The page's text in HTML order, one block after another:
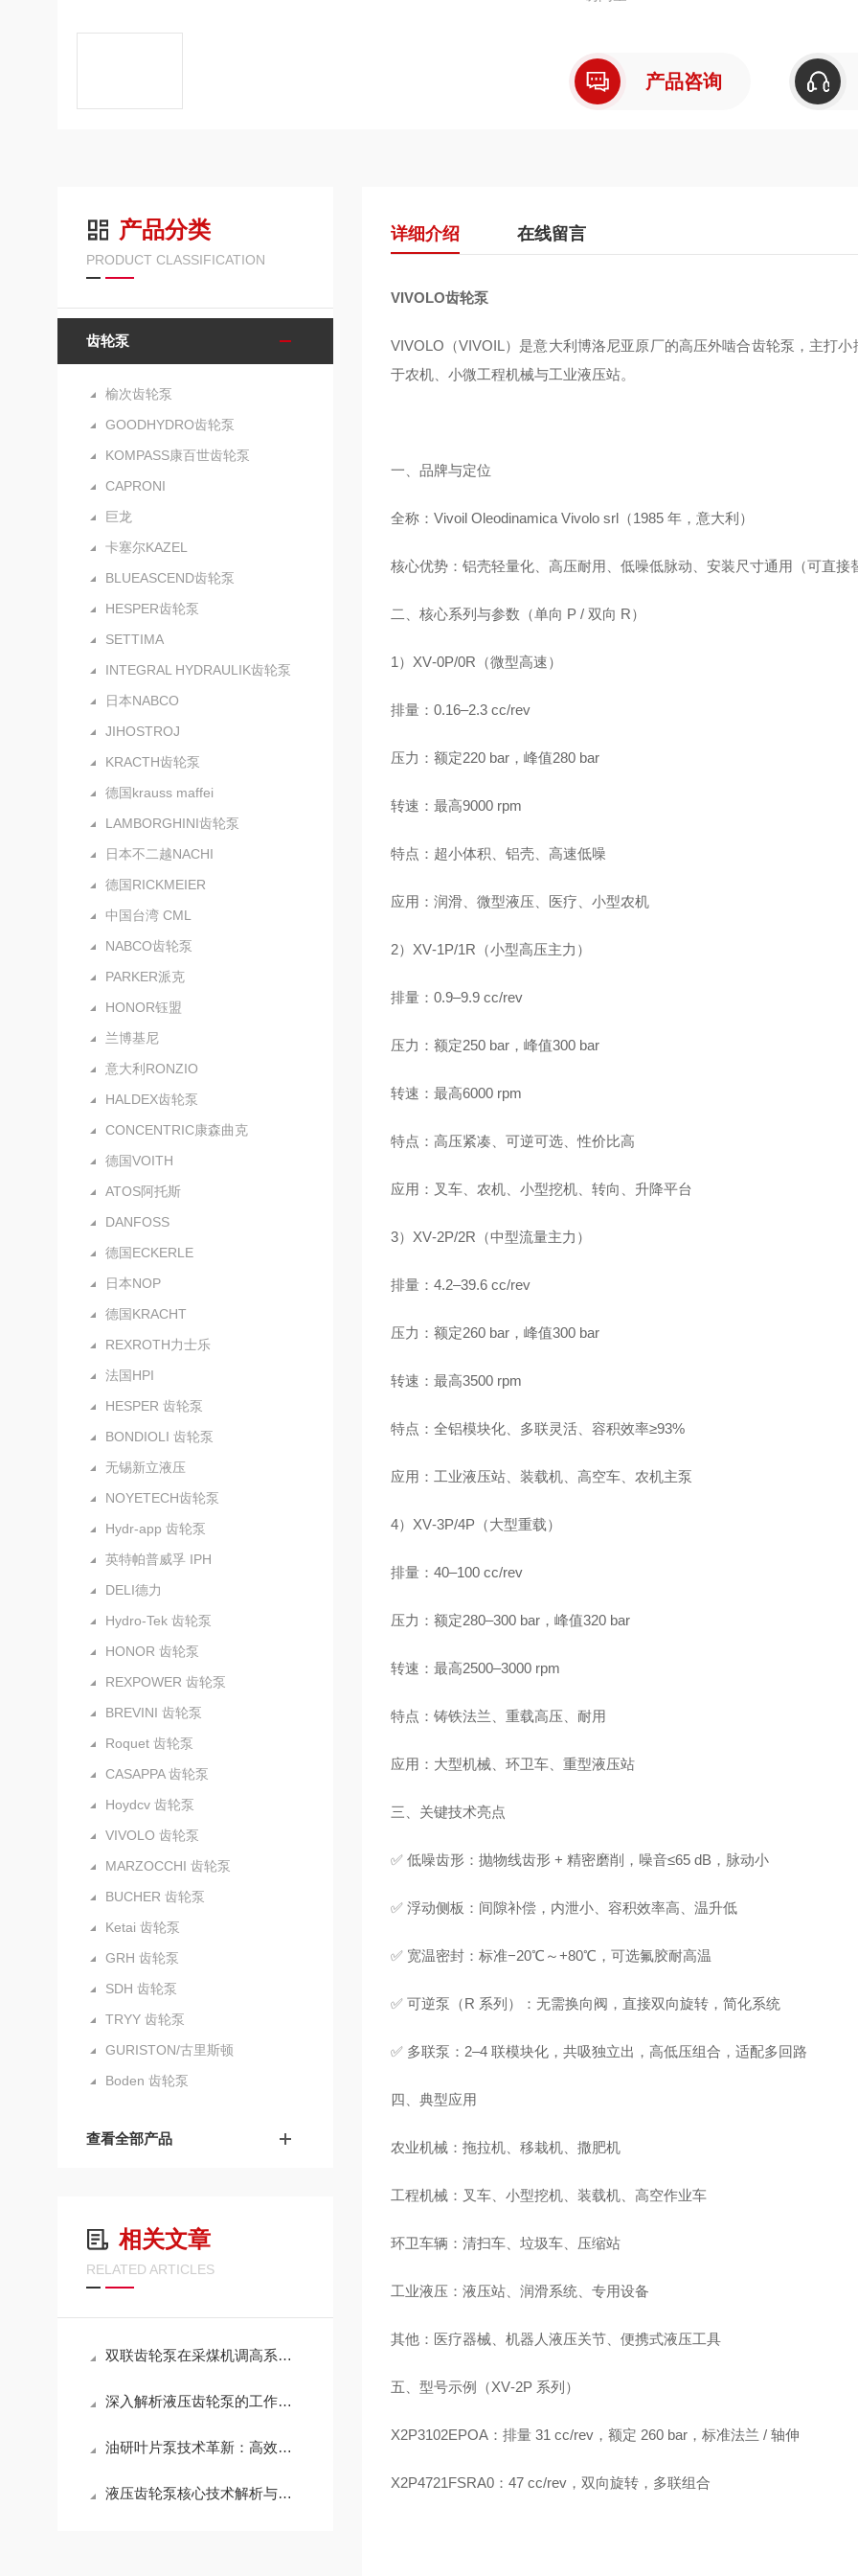
核心优势：铝壳轻量化、高压耐用、低噪低
产品咨询
产品分类
PRODUCT CLASSIFICATION
齿轮泵
榆次齿轮泵
GOODHYDRO齿轮泵
KOMPASS康百世齿轮泵
CAPRONI
巨龙
卡塞尔KAZEL
BLUEASCEND齿轮泵
HESPER齿轮泵
SETTIMA
INTEGRAL HYDRAULIK齿轮泵
日本NABCO
JIHOSTROJ
KRACTH齿轮泵
德国krauss maffei
LAMBORGHINI齿轮泵
日本不二越NACHI
德国RICKMEIER
中国台湾 CML
NABCO齿轮泵
PARKER派克
HONOR钰盟
兰博基尼
意大利RONZIO
HALDEX齿轮泵
CONCENTRIC康森曲克
德国VOITH
ATOS阿托斯
DANFOSS
德国ECKERLE
日本NOP
德国KRACHT
REXROTH力士乐
法国HPI
HESPER 齿轮泵
BONDIOLI 齿轮泵
无锡新立液压
NOYETECH齿轮泵
Hydr-app 齿轮泵
英特帕普威孚 IPH
DELI德力
Hydro-Tek 齿轮泵
HONOR 齿轮泵
REXPOWER 齿轮泵
BREVINI 齿轮泵
Roquet 齿轮泵
CASAPPA 齿轮泵
Hoydcv 齿轮泵
VIVOLO 齿轮泵
MARZOCCHI 齿轮泵
BUCHER 齿轮泵
Ketai 齿轮泵
GRH 齿轮泵
SDH 齿轮泵
TRYY 齿轮泵
GURISTON/古里斯顿
Boden 齿轮泵
查看全部产品
相关文章
RELATED ARTICLES
双联齿轮泵在采煤机调高系统里的运用
深入解析液压齿轮泵的工作原理与性能优化策略，提升液压系统效率
油研叶片泵技术革新：高效能、低噪音的工业流体传动解决方案探索
液压齿轮泵核心技术解析与应用指南
详细介绍 在线留言
VIVOLO齿轮泵
VIVOLO（VIVOIL）是意大利博洛尼亚原厂的高压外啮合齿轮泵，主打
于农机、小微工程机械与工业液压站。
一、品牌与定位
全称：Vivoil Oleodinamica Vivolo srl（1985 年，意大利）
核心优势：铝壳轻量化、高压耐用、低噪低脉动、安装尺寸通用（可直接
二、核心系列与参数（单向 P / 双向 R）
1）XV‑0P/0R（微型高速）
排量：0.16–2.3 cc/rev
压力：额定220 bar，峰值280 bar
转速：最高9000 rpm
特点：超小体积、铝壳、高速低噪
应用：润滑、微型液压、医疗、小型农机
2）XV‑1P/1R（小型高压主力）
排量：0.9–9.9 cc/rev
压力：额定250 bar，峰值300 bar
转速：最高6000 rpm
特点：高压紧凑、可逆可选、性价比高
应用：叉车、农机、小型挖机、转向、升降平台
3）XV‑2P/2R（中型流量主力）
排量：4.2–39.6 cc/rev
压力：额定260 bar，峰值300 bar
转速：最高3500 rpm
特点：全铝模块化、多联灵活、容积效率≥93%
应用：工业液压站、装载机、高空车、农机主泵
4）XV‑3P/4P（大型重载）
排量：40–100 cc/rev
压力：额定280–300 bar，峰值320 bar
转速：最高2500–3000 rpm
特点：铸铁法兰、重载高压、耐用
应用：大型机械、环卫车、重型液压站
三、关键技术亮点
✅ 低噪齿形：抛物线齿形 + 精密磨削，噪音≤65 dB，脉动小
✅ 浮动侧板：间隙补偿，内泄小、容积效率高、温升低
✅ 宽温密封：标准−20℃～+80℃，可选氟胶耐高温
✅ 可逆泵（R 系列）：无需换向阀，直接双向旋转，简化系统
✅ 多联泵：2–4 联模块化，共吸独立出，高低压组合，适配多回路
四、典型应用
农业机械：拖拉机、移栽机、撒肥机
工程机械：叉车、小型挖机、装载机、高空作业车
环卫车辆：清扫车、垃圾车、压缩站
工业液压：液压站、润滑系统、专用设备
其他：医疗器械、机器人液压关节、便携式液压工具
五、型号示例（XV‑2P 系列）
X2P3102EPOA：排量 31 cc/rev，额定 260 bar，标准法兰 / 轴伸
X2P4721FSRA0：47 cc/rev，双向旋转，多联组合